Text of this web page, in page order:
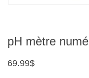
pH mètre
69.99$